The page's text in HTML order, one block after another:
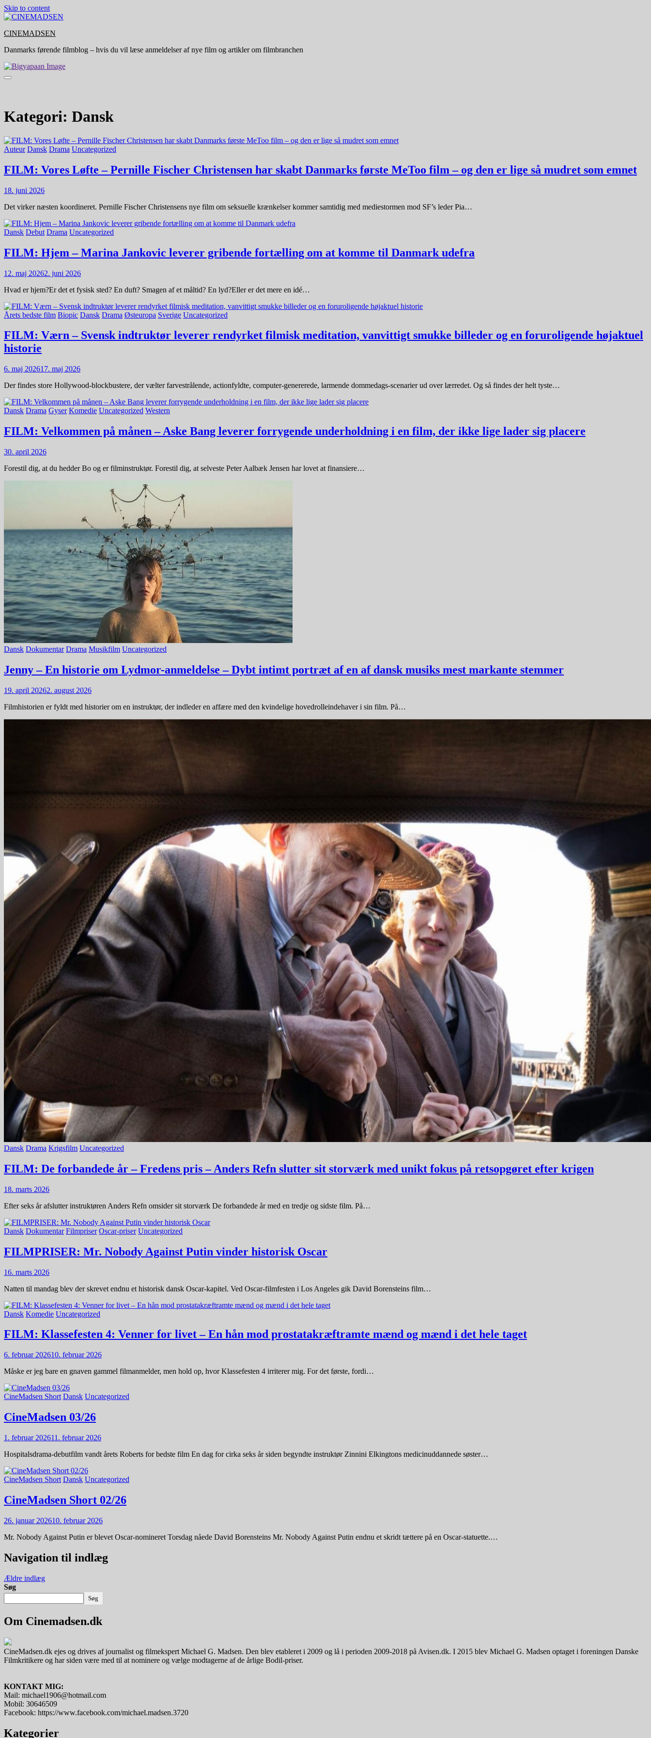
Skip to content
CINEMADSEN
Danmarks førende filmblog – hvis du vil læse anmeldelser af nye film og artikler om filmbranchen
Kategori: Dansk
Auteur Dansk Drama Uncategorized
FILM: Vores Løfte – Pernille Fischer Christensen har skabt Danmarks første MeToo film – og den er lige så mudret som emnet
18. juni 2026
Det virker næsten koordineret. Pernille Fischer Christensens nye film om seksuelle krænkelser kommer samtidig med mediestormen mod SF’s leder Pia…
Dansk Debut Drama Uncategorized
FILM: Hjem – Marina Jankovic leverer gribende fortælling om at komme til Danmark udefra
12. maj 20262. juni 2026
Hvad er hjem?Er det et fysisk sted? En duft? Smagen af et måltid? En lyd?Eller er det mere en idé…
Årets bedste film Biopic Dansk Drama Østeuropa Sverige Uncategorized
FILM: Værn – Svensk indtruktør leverer rendyrket filmisk meditation, vanvittigt smukke billeder og en foruroligende højaktuel
historie
6. maj 202617. maj 2026
Der findes store Hollywood-blockbustere, der vælter farvestrålende, actionfyldte, computer-genererede, larmende dommedags-scenarier ud over lærredet. Og så findes der helt tyste…
Dansk Drama Gyser Komedie Uncategorized Western
FILM: Velkommen på månen – Aske Bang leverer forrygende underholdning i en film, der ikke lige lader sig placere
30. april 2026
Forestil dig, at du hedder Bo og er filminstruktør. Forestil dig, at selveste Peter Aalbæk Jensen har lovet at finansiere…
Dansk Dokumentar Drama Musikfilm Uncategorized
Jenny – En historie om Lydmor-anmeldelse – Dybt intimt portræt af en af dansk musiks mest markante stemmer
19. april 20262. august 2026
Filmhistorien er fyldt med historier om en instruktør, der indleder en affære med den kvindelige hovedrolleindehaver i sin film. På…
Dansk Drama Krigsfilm Uncategorized
FILM: De forbandede år – Fredens pris – Anders Refn slutter sit storværk med unikt fokus på retsopgøret efter krigen
18. marts 2026
Efter seks år afslutter instruktøren Anders Refn omsider sit storværk De forbandede år med en tredje og sidste film. På…
Dansk Dokumentar Filmpriser Oscar-priser Uncategorized
FILMPRISER: Mr. Nobody Against Putin vinder historisk Oscar
16. marts 2026
Natten til mandag blev der skrevet endnu et historisk dansk Oscar-kapitel. Ved Oscar-filmfesten i Los Angeles gik David Borensteins film…
Dansk Komedie Uncategorized
FILM: Klassefesten 4: Venner for livet – En hån mod prostatakræftramte mænd og mænd i det hele taget
6. februar 202610. februar 2026
Måske er jeg bare en gnaven gammel filmanmelder, men hold op, hvor Klassefesten 4 irriterer mig. For det første, fordi…
CineMadsen Short Dansk Uncategorized
CineMadsen 03/26
1. februar 202611. februar 2026
Hospitalsdrama-debutfilm vandt årets Roberts for bedste film En dag for cirka seks år siden begyndte instruktør Zinnini Elkingtons medicinuddannede søster…
CineMadsen Short Dansk Uncategorized
CineMadsen Short 02/26
26. januar 202610. februar 2026
Mr. Nobody Against Putin er blevet Oscar-nomineret Torsdag nåede David Borensteins Mr. Nobody Against Putin endnu et skridt tættere på en Oscar-statuette.…
Navigation til indlæg
Ældre indlæg
Søg
Søg
Om Cinemadsen.dk
CineMadsen.dk ejes og drives af journalist og filmekspert Michael G. Madsen. Den blev etableret i 2009 og lå i perioden 2009-2018 på Avisen.dk. I 2015 blev Michael G. Madsen optaget i foreningen Danske
Filmkritikere og har siden være med til at nominere og vælge modtagerne af de årlige Bodil-priser.
KONTAKT MIG:
Mail: michael1906@hotmail.com
Mobil: 30646509
Facebook: https://www.facebook.com/michael.madsen.3720
Kategorier